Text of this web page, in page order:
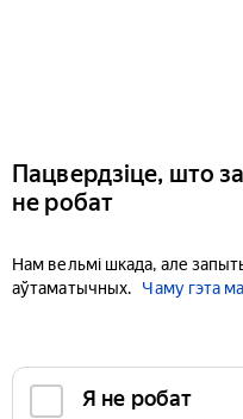
Пацвердзіце, што
не робат
Нам вельмі шкада, але
аўтаматычных.
Чаму гэта
Я не робат